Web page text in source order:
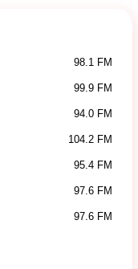
98.1 FM
99.9 FM
94.0 FM
104.2 FM
95.4 FM
97.6 FM
97.6 FM